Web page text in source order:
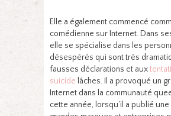
Elle a également commencé
comédienne sur Internet. Dans
elle se spécialise dans les
désespérés qui sont très
fausses déclarations et aux
suicide lâches. Il a provoqué un
Internet dans la communauté
cette année, lorsqu’il a publié